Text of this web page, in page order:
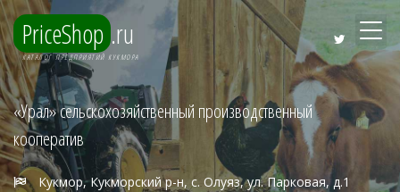
PriceShop .ru
КАТАЛОГ ПРЕДПРИЯТИЙ КУКМОРА
«Урал» сельскохозяйственный производственный
кооператив
Кукмор, Кукморский р-н, с. Олуяз, ул. Парковая, д.1